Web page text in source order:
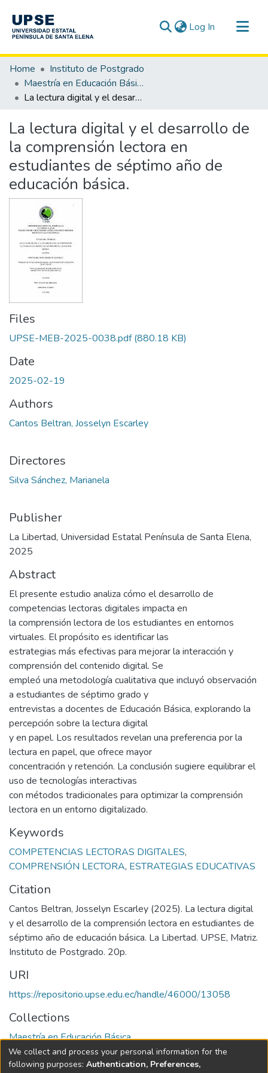
Log In (current)
Communities & Collections
All of DSpace
Statistics
Home
Instituto de Postgrado
Maestría en Educación Básica
La lectura digital y el desarrollo de la comprensión lectora en estudiantes de séptimo año de educación básica.
La lectura digital y el desarrollo de
la comprensión lectora en
estudiantes de séptimo año de
educación básica.
Files
UPSE-MEB-2025-0038.pdf(880.18 KB)
Date
2025-02-19
Authors
Cantos Beltran, Josselyn Escarley
Directores
Silva Sánchez, Marianela
Publisher
La Libertad, Universidad Estatal Península de Santa Elena,
2025
Abstract
El presente estudio analiza cómo el desarrollo de
competencias lectoras digitales impacta en
la comprensión lectora de los estudiantes en entornos
virtuales. El propósito es identificar las
estrategias más efectivas para mejorar la interacción y
comprensión del contenido digital. Se
empleó una metodología cualitativa que incluyó observación
a estudiantes de séptimo grado y
entrevistas a docentes de Educación Básica, explorando la
percepción sobre la lectura digital
y en papel. Los resultados revelan una preferencia por la
lectura en papel, que ofrece mayor
concentración y retención. La conclusión sugiere equilibrar el
uso de tecnologías interactivas
con métodos tradicionales para optimizar la comprensión
lectora en un entorno digitalizado.
Keywords
COMPETENCIAS LECTORAS DIGITALES,
COMPRENSIÓN LECTORA, ESTRATEGIAS EDUCATIVAS
Citation
Cantos Beltran, Josselyn Escarley (2025). La lectura digital
y el desarrollo de la comprensión lectora en estudiantes de
séptimo año de educación básica. La Libertad. UPSE, Matriz.
Instituto de Postgrado. 20p.
URI
https://repositorio.upse.edu.ec/handle/46000/13058
Collections
Maestría en Educación Básica
Full item page
We collect and process your personal information for the
following purposes: Authentication, Preferences,